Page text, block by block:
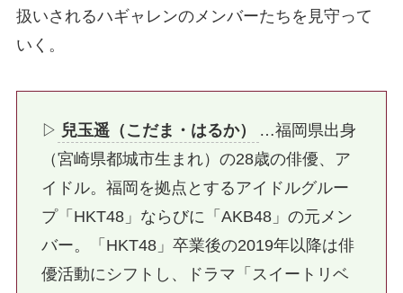
扱いされるハギャレンのメンバーたちを見守って
いく。
▷ 兒玉遥（こだま・はるか）
…福岡県出身
（宮崎県都城市生まれ）の28歳の俳優、ア
イドル。福岡を拠点とするアイドルグルー
プ「HKT48」ならびに「AKB48」の元メン
バー。「HKT48」卒業後の2019年以降は俳
優活動にシフトし、ドラマ「スイートリベ